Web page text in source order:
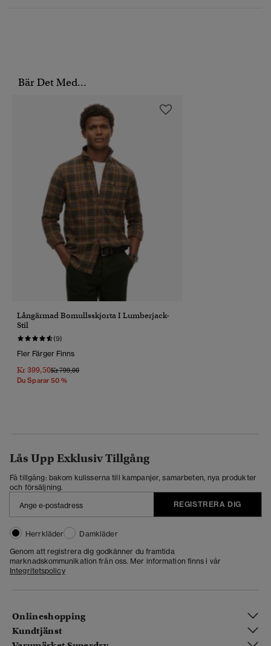
Bär Det Med...
Långärmad Bomullsskjorta I Lumberjack-
Stil
(9)
Fler Färger Finns
Kr 399,50Pris Reducerat Från
Kr 799,00Till
Du Sparar 50 %
Lås Upp Exklusiv Tillgång
Få tillgång: bakom kulisserna till kampanjer, samarbeten, nya produkter
och försäljning.
REGISTRERA DIG
Herrkläder
Damkläder
Genom att registrera dig godkänner du framtida
marknadskommunikation från oss. Mer information finns i vår
Integritetspolicy
Onlineshopping
Kundtjänst